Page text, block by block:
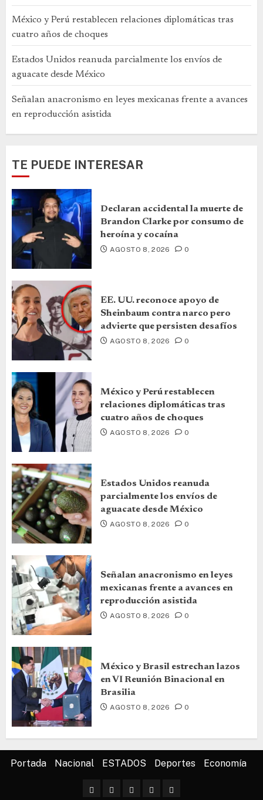
México y Perú restablecen relaciones diplomáticas tras
cuatro años de choques
Estados Unidos reanuda parcialmente los envíos de
aguacate desde México
Señalan anacronismo en leyes mexicanas frente a avances
en reproducción asistida
TE PUEDE INTERESAR
Declaran accidental la muerte de
Brandon Clarke por consumo de
heroína y cocaína
AGOSTO 8, 2026 0
EE. UU. reconoce apoyo de
Sheinbaum contra narco pero
advierte que persisten desafíos
AGOSTO 8, 2026 0
México y Perú restablecen
relaciones diplomáticas tras
cuatro años de choques
AGOSTO 8, 2026 0
Estados Unidos reanuda
parcialmente los envíos de
aguacate desde México
AGOSTO 8, 2026 0
Señalan anacronismo en leyes
mexicanas frente a avances en
reproducción asistida
AGOSTO 8, 2026 0
México y Brasil estrechan lazos
en VI Reunión Binacional en
Brasilia
AGOSTO 8, 2026 0
Portada Nacional ESTADOS Deportes Economía